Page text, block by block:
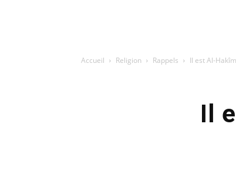
Accueil Religion Rappels Il est Al-
Il